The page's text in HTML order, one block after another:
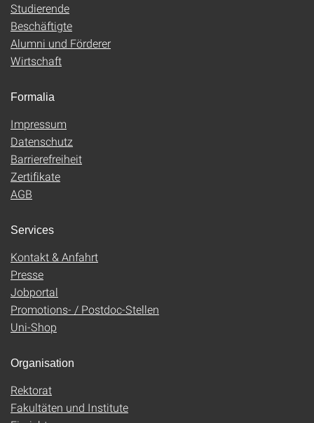
Studierende
Beschäftigte
Alumni und Förderer
Wirtschaft
Formalia
Impressum
Datenschutz
Barrierefreiheit
Zertifikate
AGB
Services
Kontakt & Anfahrt
Presse
Jobportal
Promotions- / Postdoc-Stellen
Uni-Shop
Organisation
Rektorat
Fakultäten und Institute